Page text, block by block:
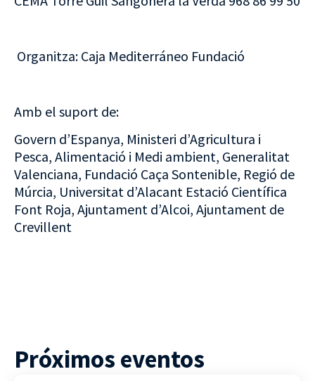
Organitza: Caja Mediterráneo Fundació
Amb el suport de:
Govern d’Espanya, Ministeri d’Agricultura i
Pesca, Alimentació i Medi ambient, Generalitat
Valenciana, Fundació Caça Sontenible, Regió de
Múrcia, Universitat d’Alacant Estació Científica
Font Roja, Ajuntament d’Alcoi, Ajuntament de
Crevillent
Próximos eventos